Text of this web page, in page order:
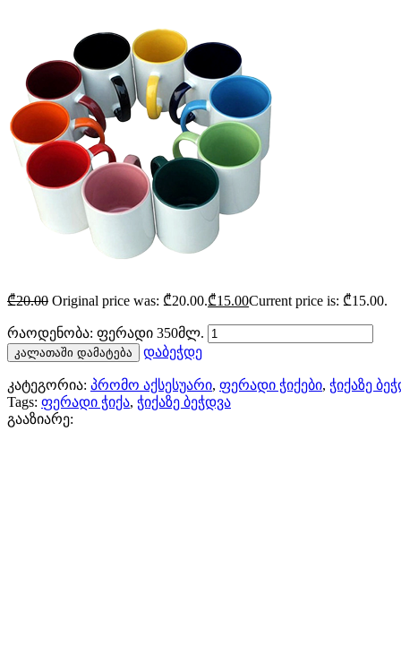
₾20.00 Original price was: ₾20.00.₾15.00Current price is: ₾15.00.
რაოდენობა: ფერადი 350მლ.
კალათაში დამატება დაბეჭდე
კატეგორია: პრომო აქსესუარი, ფერადი ჭიქები, ჭიქაზე
Tags: ფერადი ჭიქა, ჭიქაზე ბეჭდვა
გააზიარე: